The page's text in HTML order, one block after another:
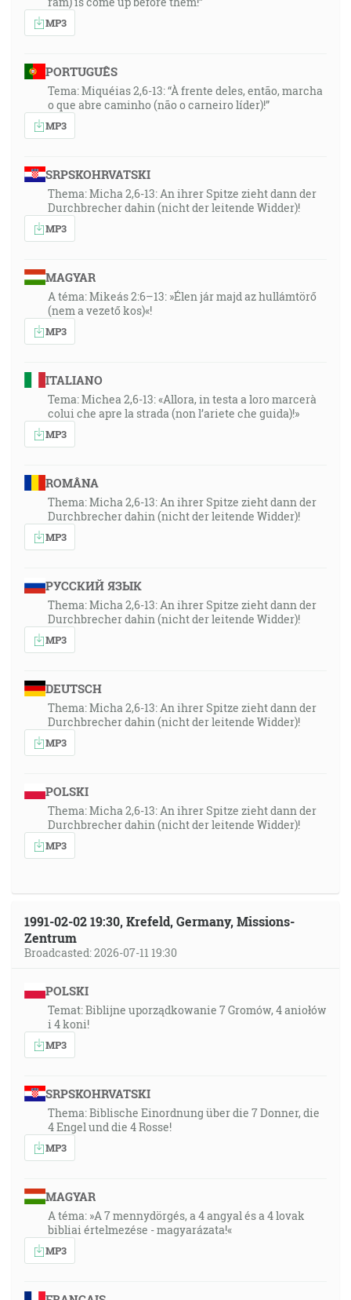
MP3
PORTUGUÊS
Tema: Miquéias 2,6-13: “À frente deles, então, marcha
o que abre caminho (não o carneiro líder)!”
MP3
SRPSKOHRVATSKI
Thema: Micha 2,6-13: An ihrer Spitze zieht dann der
Durchbrecher dahin (nicht der leitende Widder)!
MP3
MAGYAR
A téma: Mikeás 2:6–13: »Élen jár majd az hullámtörő
(nem a vezető kos)«!
MP3
ITALIANO
Tema: Michea 2,6-13: «Allora, in testa a loro marcerà
colui che apre la strada (non l’ariete che guida)!»
MP3
ROMÂNA
Thema: Micha 2,6-13: An ihrer Spitze zieht dann der
Durchbrecher dahin (nicht der leitende Widder)!
MP3
РУССКИЙ ЯЗЫК
Thema: Micha 2,6-13: An ihrer Spitze zieht dann der
Durchbrecher dahin (nicht der leitende Widder)!
MP3
DEUTSCH
Thema: Micha 2,6-13: An ihrer Spitze zieht dann der
Durchbrecher dahin (nicht der leitende Widder)!
MP3
POLSKI
Thema: Micha 2,6-13: An ihrer Spitze zieht dann der
Durchbrecher dahin (nicht der leitende Widder)!
MP3
1991-02-02 19:30, Krefeld, Germany, Missions-
Zentrum
Broadcasted: 2026-07-11 19:30
POLSKI
Temat: Biblijne uporządkowanie 7 Gromów, 4 aniołów
i 4 koni!
MP3
SRPSKOHRVATSKI
Thema: Biblische Einordnung über die 7 Donner, die
4 Engel und die 4 Rosse!
MP3
MAGYAR
A téma: »A 7 mennydörgés, a 4 angyal és a 4 lovak
bibliai értelmezése - magyarázata!«
MP3